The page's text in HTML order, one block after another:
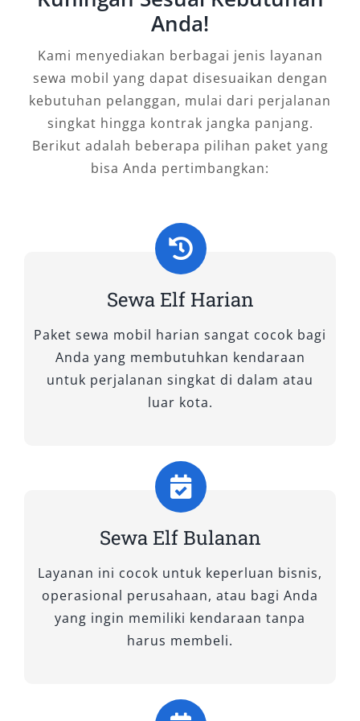
kapasitas hingga 18–20 seat, mobil ini
memberikan ruang lega dan kenyamanan
ekstra, sehingga cocok digunakan untuk
kunjungan wisata ke luar kota atau acara
keluarga besar. Interiornya dirancang agar
penumpang tetap merasa nyaman meski dalam
perjalanan panjang. Tidak heran jika rental
mobil Elf tipe ini menjadi favorit bagi mereka
Untuk rombongan berjumlah sedang, Elf Short
yang tepat. Ukurannya lebih fleksibel,
memudahkan akses ke jalanan perkotaan
maupun daerah wisata yang jalurnya tidak
terlalu luas. Meskipun berukuran lebih pendek,
Elf murah tipe ini sangat diminati untuk
perjalanan keluarga, kunjungan dinas, atau
membutuhkan transportasi praktis.
3. Elf NLR
Sebagai varian terbaru, Elf NLR hadir dengan
Kapasitasnya cukup besar untuk menampung
Anda!
Kami menyediakan berbagai jenis layanan
sewa mobil yang dapat disesuaikan dengan
kebutuhan pelanggan, mulai dari perjalanan
singkat hingga kontrak jangka panjang.
Berikut adalah beberapa pilihan paket yang
bisa Anda pertimbangkan:
Sewa Elf Harian
Paket sewa mobil harian sangat cocok bagi
Anda yang membutuhkan kendaraan
untuk perjalanan singkat di dalam atau
luar kota.
Sewa Elf Bulanan
Layanan ini cocok untuk keperluan bisnis,
operasional perusahaan, atau bagi Anda
yang ingin memiliki kendaraan tanpa
harus membeli.